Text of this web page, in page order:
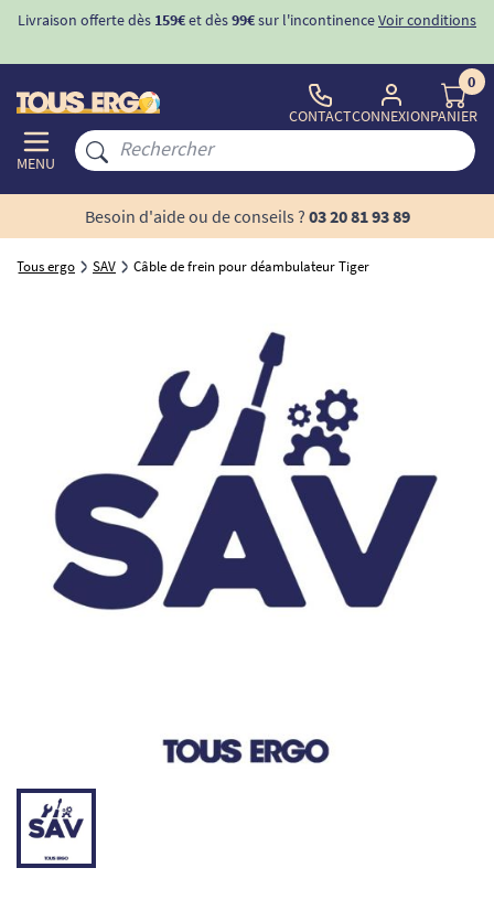
Livraison offerte dès 159€et dès99€sur l'incontinenceVoir conditions
MENU
CONTACTCONNEXION
0
PANIER
Besoin d'aide ou de conseils ? 03 20 81 93 89
Tous ergo SAV Câble de frein pour déambulateur Tiger